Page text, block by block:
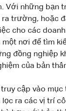
Với những bạn
trường, hoặc
cho các
một nơi để tìm
đồng nghiệp
của bản
cập vào mục
lọc ra các vị trí